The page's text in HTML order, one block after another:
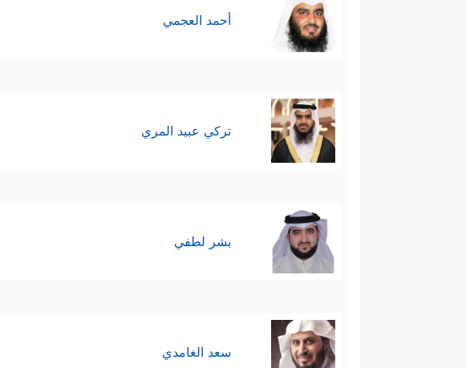
أحمد العجمي
تركي عبيد المري
بشر لطفي
سعد الغامدي